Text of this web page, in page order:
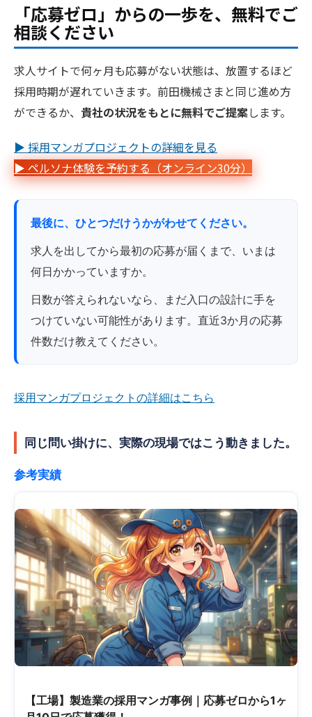
「応募ゼロ」からの一歩を、無料でご
相談ください
求人サイトで何ヶ月も応募がない状態は、放置するほど
採用時期が遅れていきます。前田機械さまと同じ進め方
ができるか、 貴社の状況をもとに無料でご提案します。
▶ 採用マンガプロジェクトの詳細を見る
▶ ペルソナ体験を予約する（オンライン30分）
最後に、ひとつだけうかがわせてください。
求人を出してから最初の応募が届くまで、いまは
何日かかっていますか。
日数が答えられないなら、まだ入口の設計に手を
つけていない可能性があります。直近3か月の応募
件数だけ教えてください。
採用マンガプロジェクトの詳細はこちら
同じ問い掛けに、実際の現場ではこう動きました。
参考実績
【工場】製造業の採用マンガ事例｜応募ゼロから1ヶ